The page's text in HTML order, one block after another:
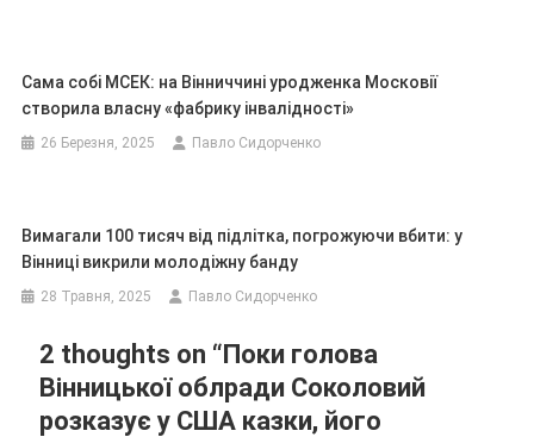
Сама собі МСЕК: на Вінниччині уродженка Московії
створила власну «фабрику інвалідності»
26 Березня, 2025 Павло Сидорченко
Вимагали 100 тисяч від підлітка, погрожуючи вбити: у
Вінниці викрили молодіжну банду
28 Травня, 2025 Павло Сидорченко
2 thoughts on “Поки голова
Вінницької облради Соколовий
розказує у США казки, його